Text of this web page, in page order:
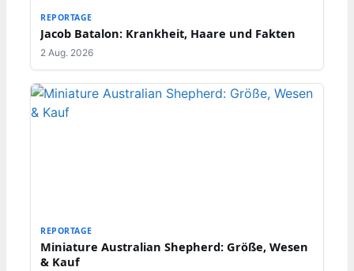
REPORTAGE
Jacob Batalon: Krankheit, Haare und Fakten
2 Aug. 2026
REPORTAGE
Miniature Australian Shepherd: Größe, Wesen
& Kauf